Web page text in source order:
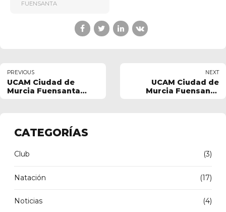
FUENSANTA
PREVIOUS
UCAM Ciudad de
Murcia Fuensanta
NEXT
UCAM Ciudad de
Murcia Fuensanta
CATEGORÍAS
Club (3)
Natación (17)
Noticias (4)